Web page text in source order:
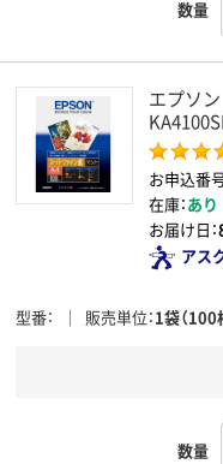
数量
エプソ
お申込番
在庫：あり
お届け日：
アス
型番 販売単位 1袋（100
数量